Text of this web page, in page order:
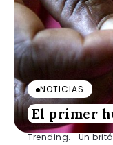
NOTICIAS
El primer
Trending.- Un